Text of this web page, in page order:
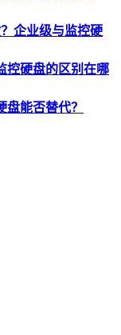
企业级与监控硬
控硬盘的区别在哪
能否替代？